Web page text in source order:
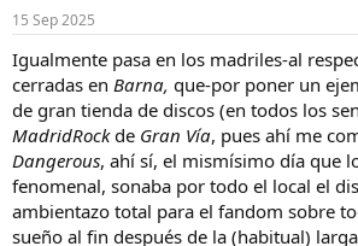
e
:
15 Sep 2025
Igualmente pasa en los madriles-al
cerradas en Barna, que-por poner un
de gran tienda de discos (en todos los
MadridRockde Gran Vía, pues ahí me
Dangerous, ahí sí, el mismísimo día que
fenomenal, sonaba por todo el local el
ambientazo total para el fandom sobre
sueño al fin después de la (habitual)